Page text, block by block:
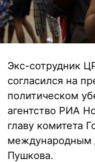
Экс-сотрудник
согласился на
политическом
агентство РИА
главу комитета
международным
Пушкова.